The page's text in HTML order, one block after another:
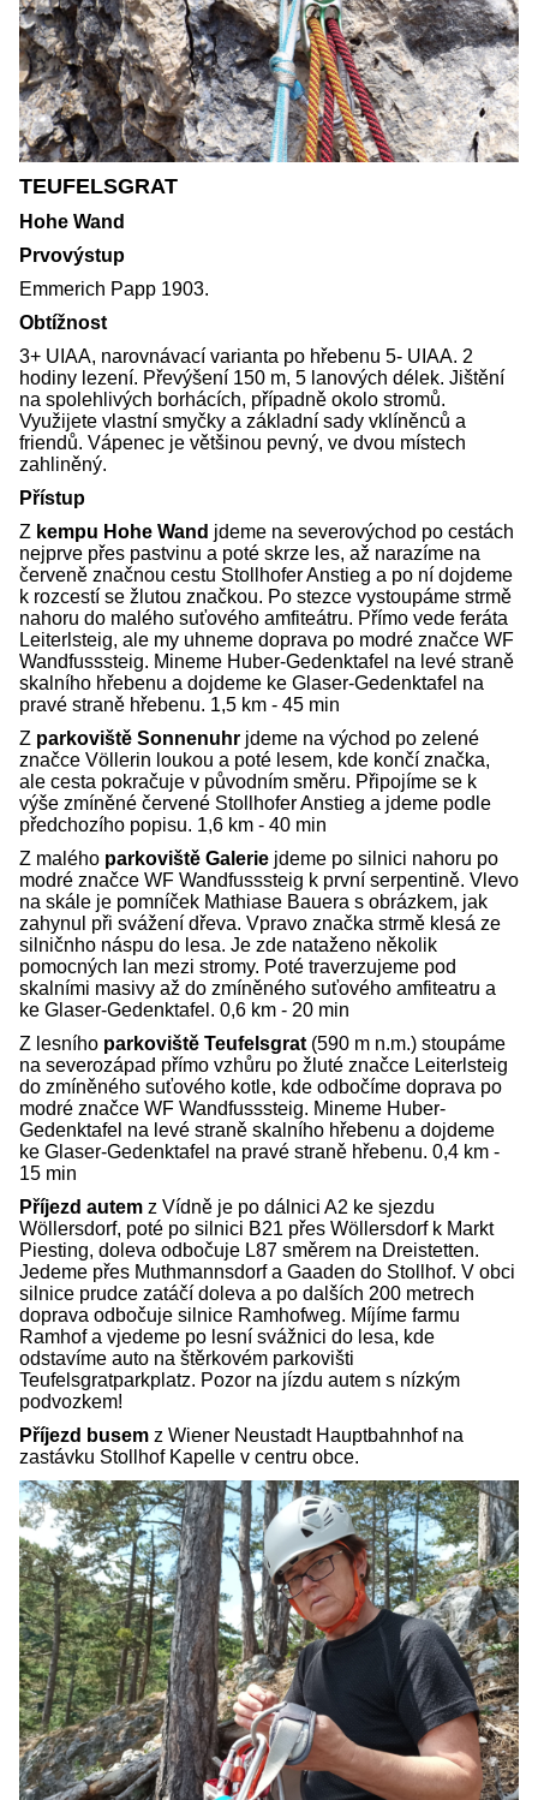
TEUFELSGRAT
Hohe Wand
Prvovýstup
Emmerich Papp 1903.
Obtížnost
3+ UIAA, narovnávací varianta po hřebenu 5- UIAA. 2
hodiny lezení. Převýšení 150 m, 5 lanových délek. Jištění
na spolehlivých borhácích, případně okolo stromů.
Využijete vlastní smyčky a základní sady vklíněnců a
friendů. Vápenec je většinou pevný, ve dvou místech
zahliněný.
Přístup
Z kempu Hohe Wand jdeme na severovýchod po cestách
nejprve přes pastvinu a poté skrze les, až narazíme na
červeně značnou cestu Stollhofer Anstieg a po ní dojdeme
k rozcestí se žlutou značkou. Po stezce vystoupáme strmě
nahoru do malého suťového amfiteátru. Přímo vede feráta
Leiterlsteig, ale my uhneme doprava po modré značce WF
Wandfusssteig. Mineme Huber-Gedenktafel na levé straně
skalního hřebenu a dojdeme ke Glaser-Gedenktafel na
pravé straně hřebenu. 1,5 km - 45 min
Z parkoviště Sonnenuhr jdeme na východ po zelené
značce Völlerin loukou a poté lesem, kde končí značka,
ale cesta pokračuje v původním směru. Připojíme se k
výše zmíněné červené Stollhofer Anstieg a jdeme podle
předchozího popisu. 1,6 km - 40 min
Z malého parkoviště Galerie jdeme po silnici nahoru po
modré značce WF Wandfusssteig k první serpentině. Vlevo
na skále je pomníček Mathiase Bauera s obrázkem, jak
zahynul při svážení dřeva. Vpravo značka strmě klesá ze
silničnho náspu do lesa. Je zde nataženo několik
pomocných lan mezi stromy. Poté traverzujeme pod
skalními masivy až do zmíněného suťového amfiteatru a
ke Glaser-Gedenktafel. 0,6 km - 20 min
Z lesního parkoviště Teufelsgrat (590 m n.m.) stoupáme
na severozápad přímo vzhůru po žluté značce Leiterlsteig
do zmíněného suťového kotle, kde odbočíme doprava po
modré značce WF Wandfusssteig. Mineme Huber-
Gedenktafel na levé straně skalního hřebenu a dojdeme
ke Glaser-Gedenktafel na pravé straně hřebenu. 0,4 km -
15 min
Příjezd autem z Vídně je po dálnici A2 ke sjezdu
Wöllersdorf, poté po silnici B21 přes Wöllersdorf k Markt
Piesting, doleva odbočuje L87 směrem na Dreistetten.
Jedeme přes Muthmannsdorf a Gaaden do Stollhof. V obci
silnice prudce zatáčí doleva a po dalších 200 metrech
doprava odbočuje silnice Ramhofweg. Míjíme farmu
Ramhof a vjedeme po lesní svážnici do lesa, kde
odstavíme auto na štěrkovém parkovišti
Teufelsgratparkplatz. Pozor na jízdu autem s nízkým
podvozkem!
Příjezd busem z Wiener Neustadt Hauptbahnhof na
zastávku Stollhof Kapelle v centru obce.